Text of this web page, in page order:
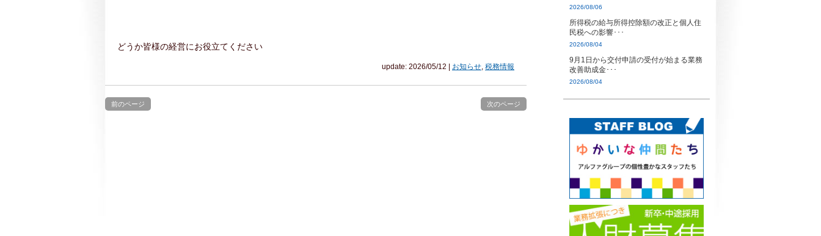
どうか皆様の経営にお役立てください
update: 2026/05/12 | お知らせ 税務情報
前のページ 次のページ
2026/08/06
所得税の給与所得控除額の改正と個人住
民税への影響･･･
2026/08/04
9月1日から交付申請の受付が始まる業務
改善助成金･･･
2026/08/04